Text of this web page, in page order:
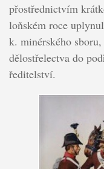
přostřednictvím
loňském roce
k. minérského
dělostřelectva do
ředitelství.